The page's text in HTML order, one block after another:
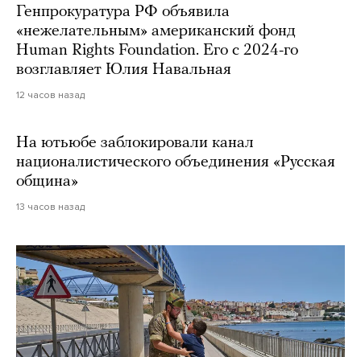
Генпрокуратура РФ объявила
«нежелательным» американский фонд
Human Rights Foundation. Его с 2024-го
возглавляет Юлия Навальная
12 часов назад
На ютьюбе заблокировали канал
националистического объединения «Русская
община»
13 часов назад